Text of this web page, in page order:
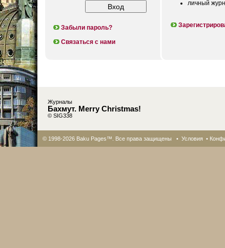
Забыли пароль?
Связаться с нами
личный
Журналы
Бахмут. Merry Christmas!
© SIG338
© 1998-2026 Baku Pages™. Все права защищены • Условия •